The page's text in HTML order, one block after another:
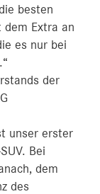
besten
dem Extra an
es nur bei
der
unser erster
Bei
dem
des